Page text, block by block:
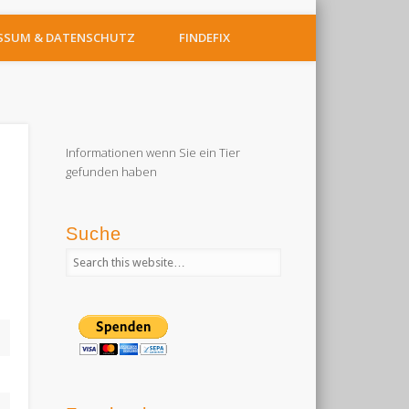
& DATENSCHUTZ FINDEFIX
Informationen wenn Sie ein Tier
gefunden haben
Suche